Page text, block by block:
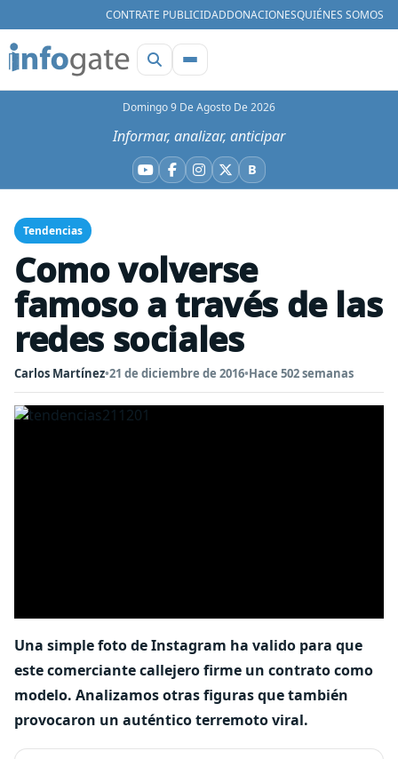
CONTRATE PUBLICIDADDONACIONESQUIÉNES SOMOS
Domingo 9 De Agosto De 2026
Informar, analizar, anticipar
YouTube
Facebook
Instagram
X BBluesky
Tendencias
Como volverse
famoso a través de las
redes sociales
Carlos Martínez•21 de diciembre de 2016•Hace 502 semanas
Una simple foto de Instagram ha valido para que
este comerciante callejero firme un contrato como
modelo. Analizamos otras figuras que también
provocaron un auténtico terremoto viral.